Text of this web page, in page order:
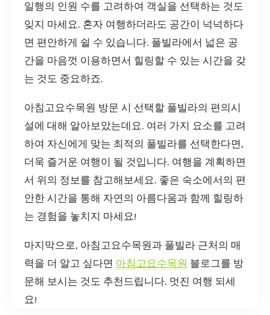
일행의 인원 수를 고려하여 객실을 선택하는 것도
잊지 마세요. 혼자 여행하더라도 공간이 넉넉하다
면 편안하게 쉴 수 있습니다. 풀빌라에서 넓은 공
간을 마음껏 이용하면서 힐링할 수 있는 시간을 갖
는 것도 중요하죠.
아침고요수목원 방문 시 선택할 풀빌라의 편의시
설에 대해 알아보았는데요. 여러 가지 요소를 고려
하여 자신에게 맞는 최적의 풀빌라를 선택한다면,
더욱 즐거운 여행이 될 것입니다. 여행을 계획하면
서 위의 정보를 참고해보세요. 좋은 숙소에서의 편
안한 시간을 통해 자연의 아름다움과 함께 힐링하
는 경험을 놓치지 마세요!
마지막으로, 아침고요수목원과 풀빌라 근처의 매
력을 더 알고 싶다면 아침고요수목원 블로그를 방
문해 보시는 것도 추천드립니다. 멋진 여행 되세
요!